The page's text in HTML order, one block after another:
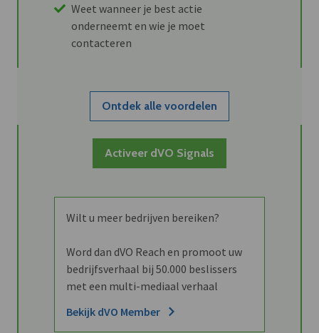
Weet wanneer je best actie
onderneemt en wie je moet
contacteren
Ontdek alle voordelen
Activeer dVO Signals
Wilt u meer bedrijven bereiken?
Word dan dVO Reach en promoot uw
bedrijfsverhaal bij 50.000 beslissers
met een multi-mediaal verhaal
Bekijk dVO Member